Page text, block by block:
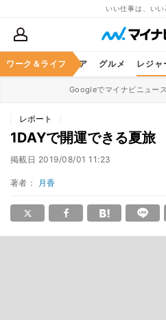
いい仕事は、い
ワーク＆ライフ
暮らし ヘルスケア グルメ レジャ
Googleでマイナビニュー
レポート
1DAYで開運できる夏旅
掲載日 2019/08/01 11:23
著者： 月香